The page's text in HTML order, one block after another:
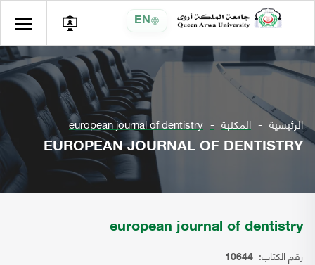
EN
الرئيسية المكتبة european journal of dentistry
EUROPEAN JOURNAL OF DENTISTRY
european journal of dentistry
رقم الكتاب: 10644